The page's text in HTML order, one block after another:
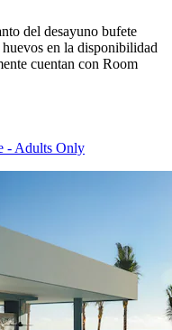
del desayuno bufete
en la disponibilidad
cuentan con Room
- Adults Only